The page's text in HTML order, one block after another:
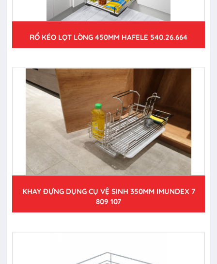
RỔ KÉO LỌT LÒNG 450MM HAFELE 540.26.664
KHAY ĐỰNG DỤNG CỤ VỆ SINH 350MM IMUNDEX 7
809 107